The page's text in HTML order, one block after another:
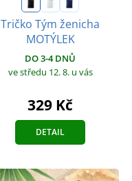
Tričko Tým ženicha
MOTÝLEK
DO 3-4 DNŮ
ve středu 12. 8. u vás
329 Kč
DETAIL